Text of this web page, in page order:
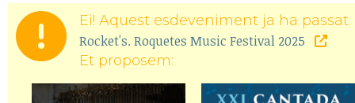
Ei! Aquest esdeveniment ja ha
Rocket's. Roquetes Music Festival 2025
Et proposem: